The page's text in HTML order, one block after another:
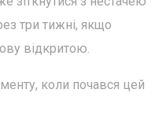
три тижні, якщо
відкритою.
коли почався цей